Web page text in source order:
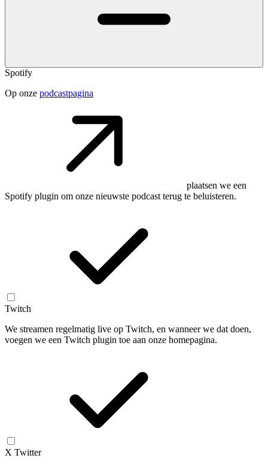
Spotify
Op onze podcastpagina
plaatsen we een
Spotify plugin om onze nieuwste podcast terug te beluisteren.
Twitch
We streamen regelmatig live op Twitch, en wanneer we dat doen,
voegen we een Twitch plugin toe aan onze homepagina.
X Twitter